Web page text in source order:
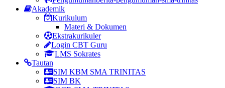
Akademik
Kurikulum
Materi & Dokumen
Ekstrakurikuler
Login CBT Guru
LMS Sokrates
Tautan
SIM KBM SMA TRINITAS
SIM BK